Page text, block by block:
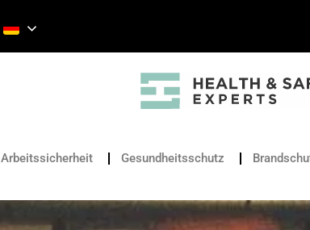
Arbeitssicherheit Gesundheitsschutz